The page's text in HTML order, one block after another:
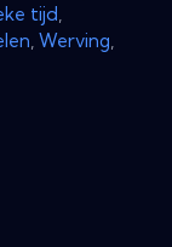
tijd
Werving